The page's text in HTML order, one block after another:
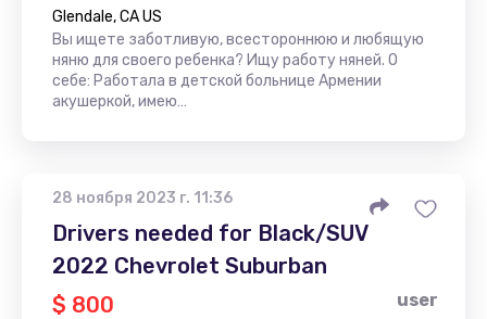
Glendale, CA US
Вы ищете заботливую, всестороннюю и любящую
няню для своего ребенка? Ищу работу няней. О
себе: Работала в детской больнице Армении
акушеркой, имею…
28 ноября 2023 г. 11:36
Drivers needed for Black/SUV
2022 Chevrolet Suburban
$ 800
user